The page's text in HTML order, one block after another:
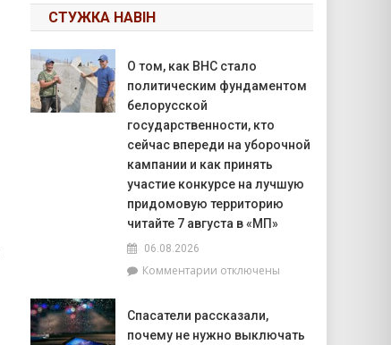
СТУЖКА НАВІН
О том, как ВНС стало
политическим фундаментом
белорусской
государственности, кто
сейчас впереди на уборочной
кампании и как принять
участие конкурсе на лучшую
придомовую территорию
читайте 7 августа в «МП»
06.08.2026
Комментариик
том,
как
отключены
Спасатели рассказали,
почему не нужно выключать